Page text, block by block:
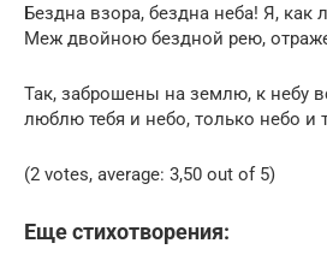
Бездна взора, бездна неба! Я, как
Меж двойною бездной рею,
Так, заброшены на землю, к небу
люблю тебя и небо, только небо и
(2 votes, average: 3,50 out of 5)
Еще стихотворения: